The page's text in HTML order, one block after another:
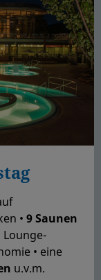
• 9 Saunen
Lounge-
• eine
u.v.m.